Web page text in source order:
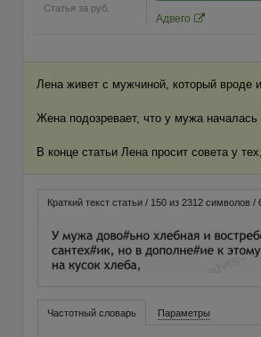
Статья за руб.
Адвего
Лена живет с мужчиной, который вроде
Жена подозревает, что у мужа началась
В конце статьи Лена просит совета у
Краткий текст статьи / 150 из 2312 символов /
Частотный словарь Параметры